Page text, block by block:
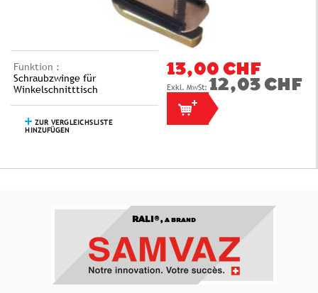
Funktion :
Schraubzwinge für
Winkelschnitttisch
ZUR VERGLEICHSLISTE
HINZUFÜGEN
13,00 CHF
12,03 CHF
RALI®, A BRAND